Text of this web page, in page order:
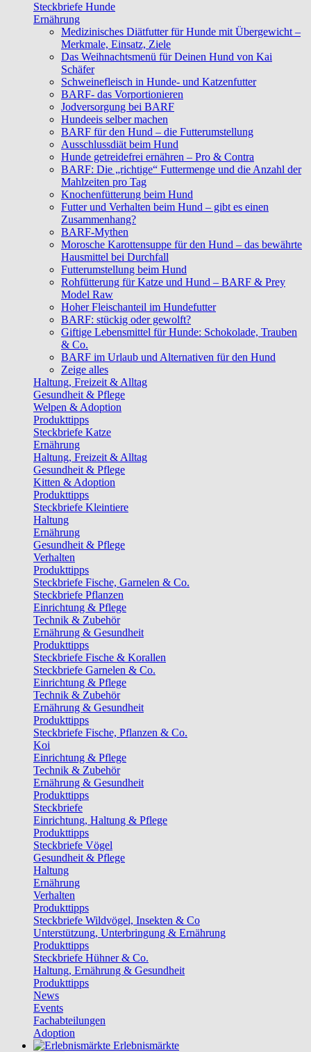
Steckbriefe Hunde
Ernährung
Medizinisches Diätfutter für Hunde mit Übergewicht –
Merkmale, Einsatz, Ziele
Das Weihnachtsmenü für Deinen Hund von Kai
Schäfer
Schweinefleisch in Hunde- und Katzenfutter
BARF- das Vorportionieren
Jodversorgung bei BARF
Hundeeis selber machen
BARF für den Hund – die Futterumstellung
Ausschlussdiät beim Hund
Hunde getreidefrei ernähren – Pro & Contra
BARF: Die „richtige“ Futtermenge und die Anzahl der
Mahlzeiten pro Tag
Knochenfütterung beim Hund
Futter und Verhalten beim Hund – gibt es einen
Zusammenhang?
BARF-Mythen
Morosche Karottensuppe für den Hund – das bewährte
Hausmittel bei Durchfall
Futterumstellung beim Hund
Rohfütterung für Katze und Hund – BARF & Prey
Model Raw
Hoher Fleischanteil im Hundefutter
BARF: stückig oder gewolft?
Giftige Lebensmittel für Hunde: Schokolade, Trauben
& Co.
BARF im Urlaub und Alternativen für den Hund
Zeige alles
Haltung, Freizeit & Alltag
Gesundheit & Pflege
Welpen & Adoption
Produkttipps
Steckbriefe Katze
Ernährung
Haltung, Freizeit & Alltag
Gesundheit & Pflege
Kitten & Adoption
Produkttipps
Steckbriefe Kleintiere
Haltung
Ernährung
Gesundheit & Pflege
Verhalten
Produkttipps
Steckbriefe Fische, Garnelen & Co.
Steckbriefe Pflanzen
Einrichtung & Pflege
Technik & Zubehör
Ernährung & Gesundheit
Produkttipps
Steckbriefe Fische & Korallen
Steckbriefe Garnelen & Co.
Einrichtung & Pflege
Technik & Zubehör
Ernährung & Gesundheit
Produkttipps
Steckbriefe Fische, Pflanzen & Co.
Koi
Einrichtung & Pflege
Technik & Zubehör
Ernährung & Gesundheit
Produkttipps
Steckbriefe
Einrichtung, Haltung & Pflege
Produkttipps
Steckbriefe Vögel
Gesundheit & Pflege
Haltung
Ernährung
Verhalten
Produkttipps
Steckbriefe Wildvögel, Insekten & Co
Unterstützung, Unterbringung & Ernährung
Produkttipps
Steckbriefe Hühner & Co.
Haltung, Ernährung & Gesundheit
Produkttipps
News
Events
Fachabteilungen
Adoption
Erlebnismärkte